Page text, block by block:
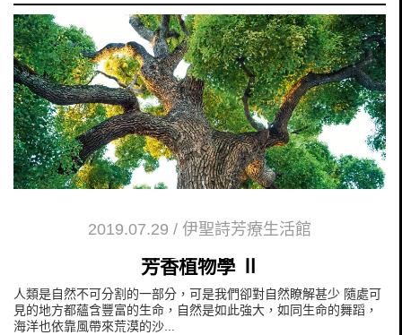
2019.07.29 / 伊聖詩芳療生活館
芳香植物學 Ⅱ
人類是自然不可分割的一部分，可是我們卻對自然瞭解甚少 隨處可
見的地方都蘊含豐富的生命，自然是如此強大，如同生命的舞蹈，
海洋也依靠風帶來荒漠的沙...